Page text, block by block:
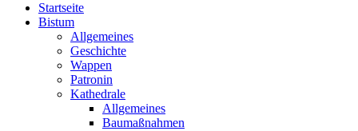
Startseite
Bistum
Allgemeines
Geschichte
Wappen
Patronin
Kathedrale
Allgemeines
Baumaßnahmen